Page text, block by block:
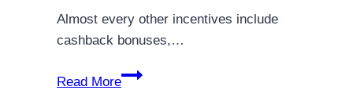
Almost every other incentives include
cashback bonuses,…
Read More
You